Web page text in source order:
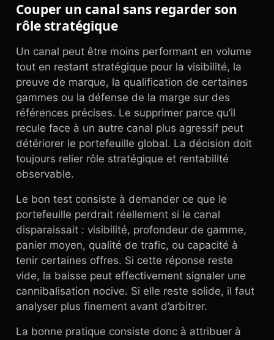
Couper un canal sans regarder son
rôle stratégique
Un canal peut être moins performant en volume
tout en restant stratégique pour la visibilité, la
preuve de marque, la qualification de certaines
gammes ou la défense de la marge sur des
références précises. Le supprimer parce qu’il
recule face à un autre canal plus agressif peut
détériorer le portefeuille global. La décision doit
toujours relier rôle stratégique et rentabilité
observable.
Le bon test consiste à demander ce que le
portefeuille perdrait réellement si le canal
disparaissait : visibilité, profondeur de gamme,
panier moyen, qualité de trafic, ou capacité à
tenir certaines offres. Si cette réponse reste
vide, la baisse peut effectivement signaler une
cannibalisation nocive. Si elle reste solide, il faut
analyser plus finement avant d’arbitrer.
La bonne pratique consiste donc à attribuer à